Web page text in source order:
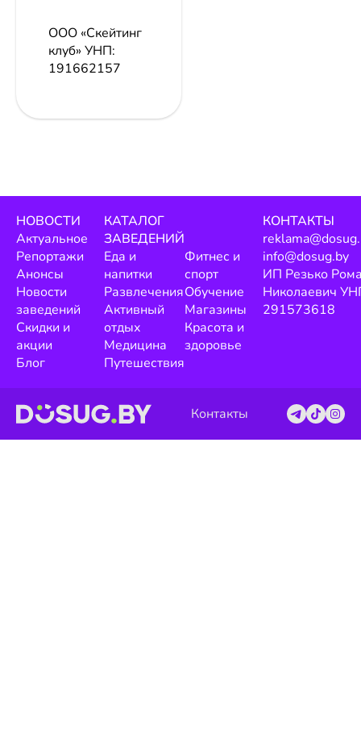
ООО «Скейтинг
клуб» УНП:
191662157
НОВОСТИ
Актуальное
Репортажи
Анонсы
Новости
заведений
Скидки и
акции
Блог
КАТАЛОГ
ЗАВЕДЕНИЙ
Еда и
напитки
Развлечения
Активный
отдых
Медицина
Путешествия
Фитнес и
спорт
Обучение
Магазины
Красота и
здоровье
КОНТАКТЫ
info@dosug.by
ИП Резько
Николаевич
291573618
Контакты